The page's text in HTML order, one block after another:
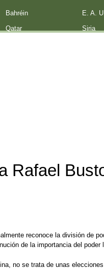
Rafael
reconoce la división de
de la importancia del
no se trata de unas
Bahréin E. A.
Qatar Siria